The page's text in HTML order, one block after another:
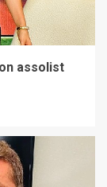
büyüklüğü
28 artışla 5,8
assolist